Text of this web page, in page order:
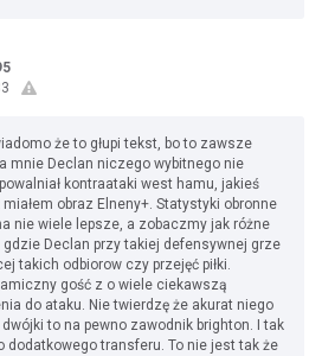
że to głupi tekst, bo to zawsze
mnie Declan niczego wybitnego nie
kontraataki west hamu, jakieś
obraz Elneny+. Statystyki obronne
nie wiele lepsze, a zobaczmy jak różne
gdzie Declan przy takiej defensywnej grze
takich odbiorow czy przejęć piłki.
gość z o wiele ciekawszą
do ataku. Nie twierdzę że akurat niego
to na pewno zawodnik brighton. I tak
dodatkowego transferu. To nie jest tak że